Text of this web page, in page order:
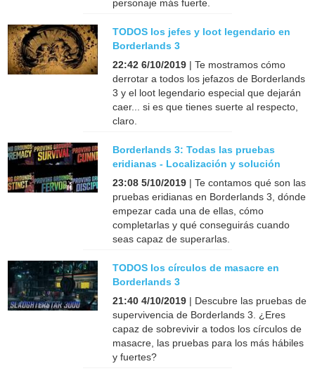
personaje más fuerte.
TODOS los jefes y loot legendario en
Borderlands 3
22:42 6/10/2019 | Te mostramos cómo
derrotar a todos los jefazos de Borderlands
3 y el loot legendario especial que dejarán
caer... si es que tienes suerte al respecto,
claro.
Borderlands 3: Todas las pruebas
eridianas - Localización y solución
23:08 5/10/2019 | Te contamos qué son las
pruebas eridianas en Borderlands 3, dónde
empezar cada una de ellas, cómo
completarlas y qué conseguirás cuando
seas capaz de superarlas.
TODOS los círculos de masacre en
Borderlands 3
21:40 4/10/2019 | Descubre las pruebas de
supervivencia de Borderlands 3. ¿Eres
capaz de sobrevivir a todos los círculos de
masacre, las pruebas para los más hábiles
y fuertes?